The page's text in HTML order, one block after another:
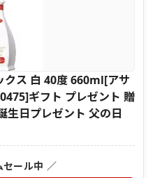
クス 白 40度 660ml[アサ
ギフト プレゼント 贈
生日プレゼント 父の日
セール中 ／